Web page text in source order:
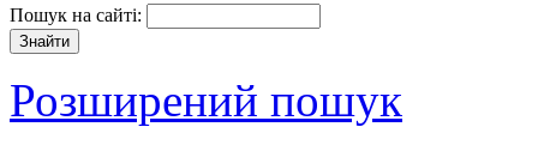
Пошук на сайті:
Розширений пошук